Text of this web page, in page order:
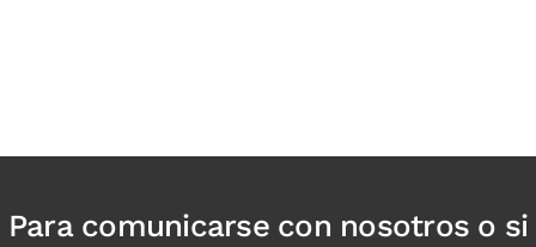
Para comunicarse con nosotros o si